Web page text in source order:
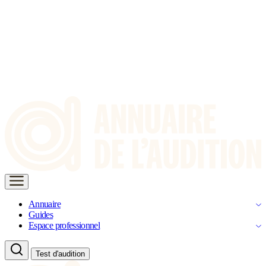
Annuaire
Guides
Espace professionnel
Test d'audition